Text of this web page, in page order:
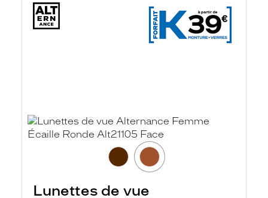
Lunettes de vue